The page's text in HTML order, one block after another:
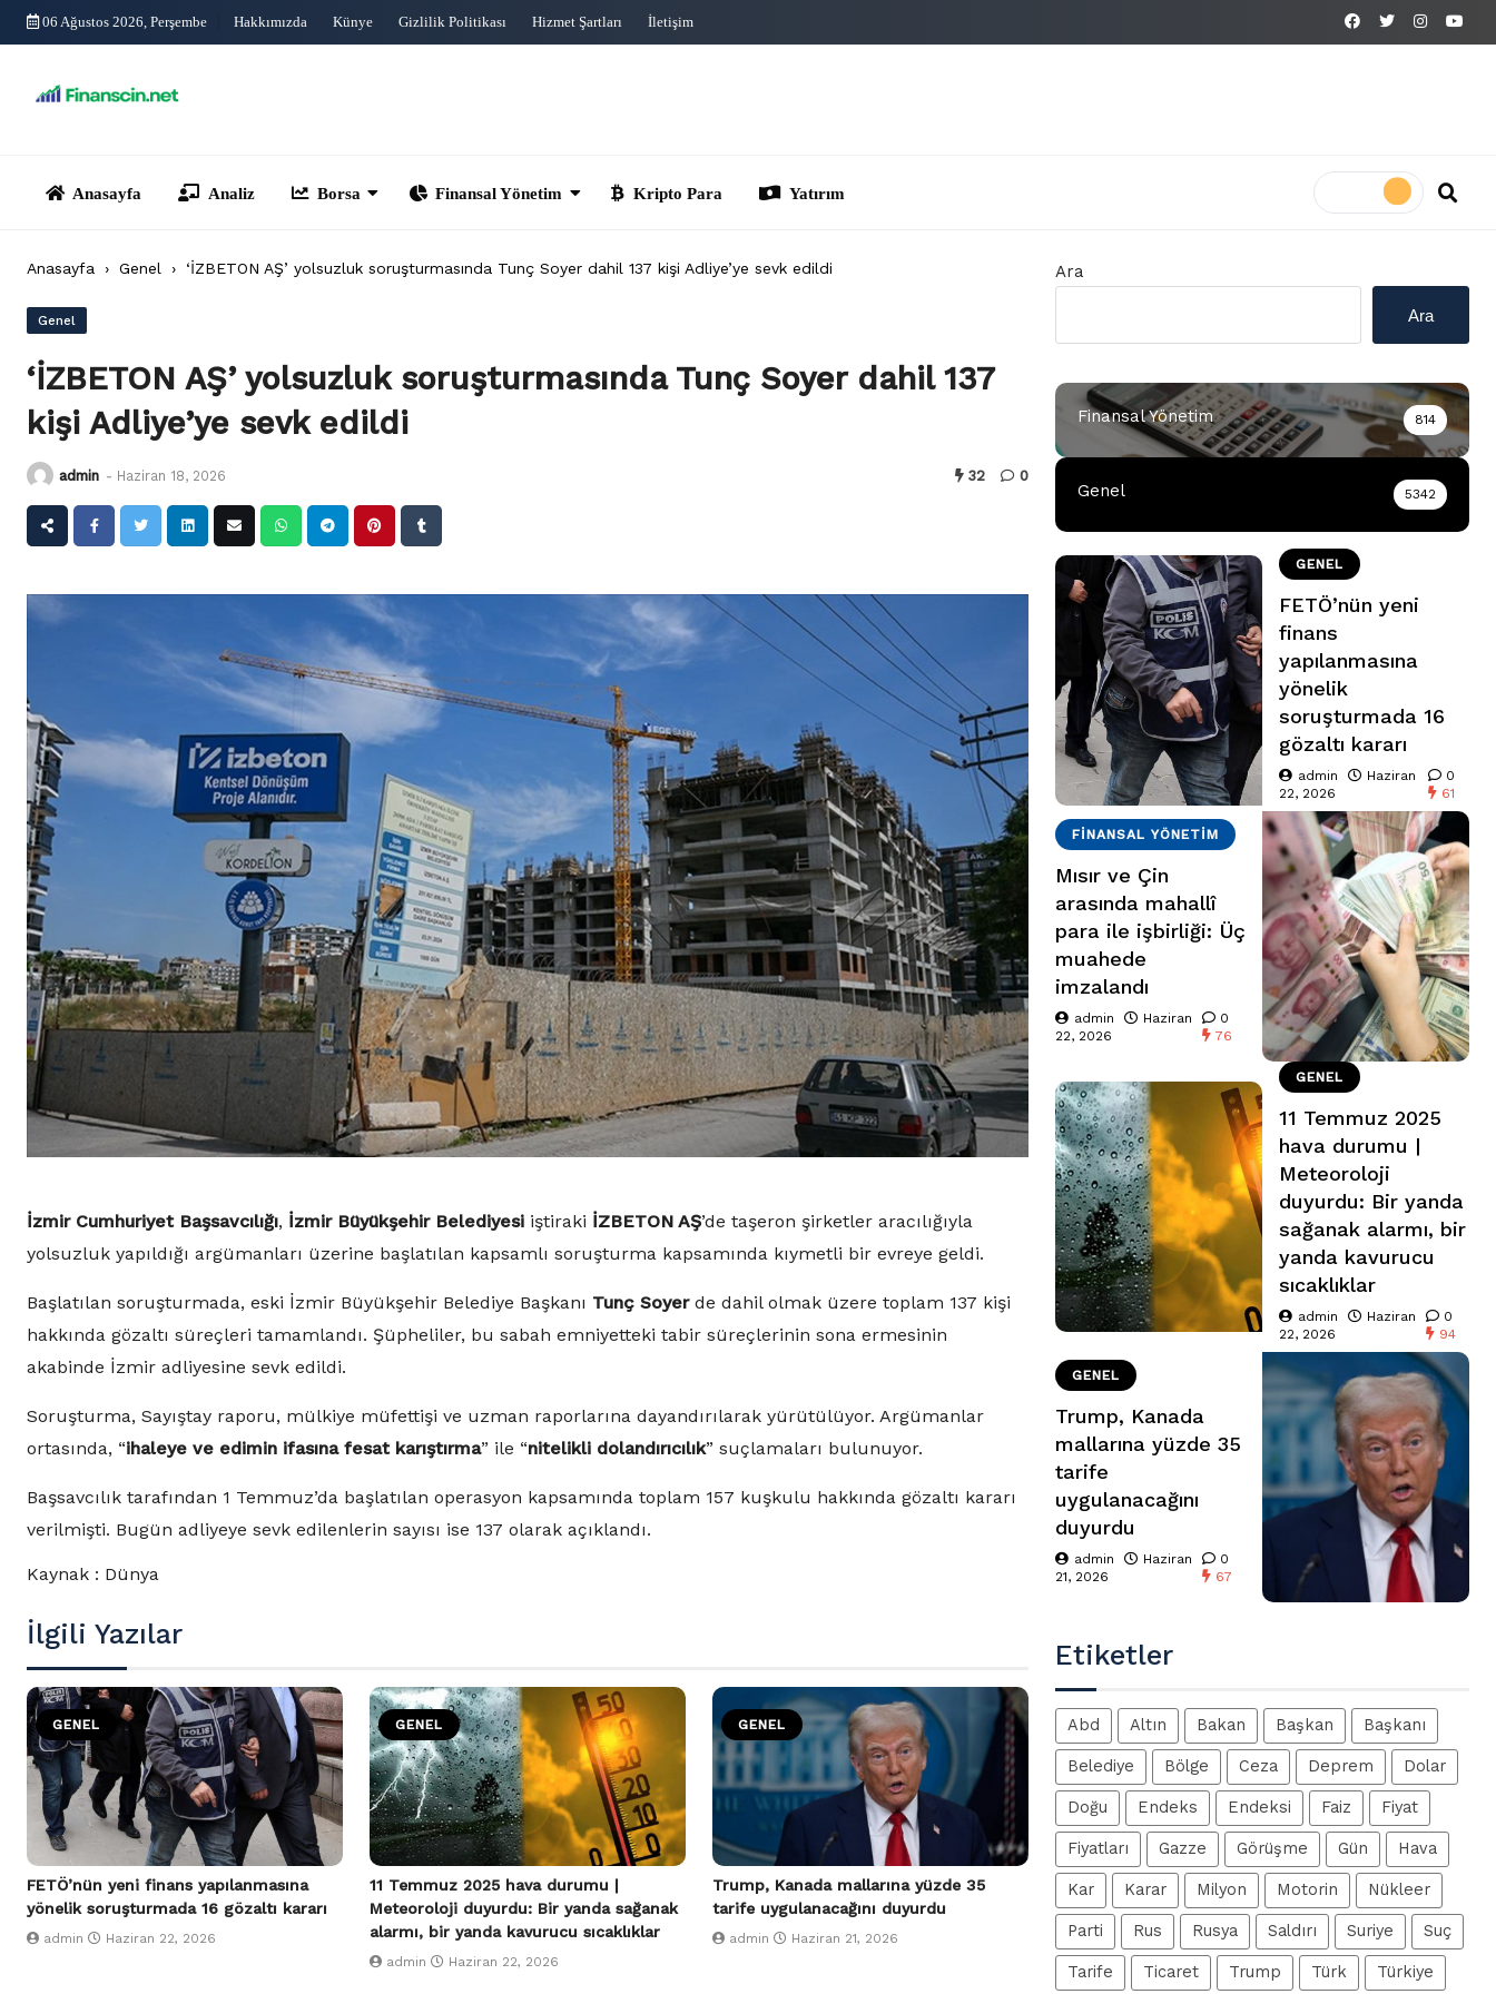
Skip
06 Ağustos 2026, Perşembe Hakkımızda Künye Gizlilik Politikası Hizmet Şartları İletişim
Anasayfa › Genel › ‘İZBETON AŞ’ yolsuzluk soruşturmasında Tunç Soyer dahil 137 kişi Adliye’ye sevk edildi
Genel
‘İZBETON AŞ’ yolsuzluk soruşturmasında Tunç Soyer dahil 137
kişi Adliye’ye sevk edildi
admin - Haziran 18, 2026 32 0
İzmir Cumhuriyet Başsavcılığı, İzmir Büyükşehir Belediyesi iştiraki İZBETON AŞ’de taşeron şirketler aracılığıyla
yolsuzluk yapıldığı argümanları üzerine başlatılan kapsamlı soruşturma kapsamında kıymetli bir evreye geldi.
Başlatılan soruşturmada, eski İzmir Büyükşehir Belediye Başkanı Tunç Soyerde dahil olmak üzere toplam 137 kişi
hakkında gözaltı süreçleri tamamlandı. Şüpheliler, bu sabah emniyetteki tabir süreçlerinin sona ermesinin
akabinde İzmir adliyesine sevk edildi.
Soruşturma, Sayıştay raporu, mülkiye müfettişi ve uzman raporlarına dayandırılarak yürütülüyor. Argümanlar
ortasında, “ihaleye ve edimin ifasına fesat karıştırma” ile “nitelikli dolandırıcılık” suçlamaları bulunuyor.
Başsavcılık tarafından 1 Temmuz’da başlatılan operasyon kapsamında toplam 157 kuşkulu hakkında gözaltı kararı
verilmişti. Bugün adliyeye sevk edilenlerin sayısı ise 137 olarak açıklandı.
Kaynak : Dünya
İlgili Yazılar
GENEL
FETÖ’nün yeni finans yapılanmasına
yönelik soruşturmada 16 gözaltı kararı
admin Haziran 22, 2026
GENEL
11 Temmuz 2025 hava durumu |
Meteoroloji duyurdu: Bir yanda sağanak
alarmı, bir yanda kavurucu sıcaklıklar
admin Haziran 22, 2026
GENEL
Trump, Kanada mallarına yüzde 35
tarife uygulanacağını duyurdu
admin Haziran 21, 2026
Ara
Ara
Finansal Yönetim 814
Genel 5342
GENEL
FETÖ’nün yeni
finans
yapılanmasına
yönelik
soruşturmada 16
gözaltı kararı
admin
Haziran
22, 2026
0
61
FINANSAL YÖNETIM
Mısır ve Çin
arasında mahallî
para ile işbirliği: Üç
muahede
imzalandı
admin
Haziran
22, 2026
0
76
GENEL
11 Temmuz 2025
hava durumu |
Meteoroloji
duyurdu: Bir yanda
sağanak alarmı, bir
yanda kavurucu
sıcaklıklar
admin
Haziran
22, 2026
0
94
GENEL
Trump, Kanada
mallarına yüzde 35
tarife
uygulanacağını
duyurdu
admin
Haziran
21, 2026
0
67
Etiketler
Abd Altın Bakan Başkan Başkanı
Belediye Bölge Ceza Deprem Dolar
Doğu Endeks Endeksi Faiz Fiyat
Fiyatları Gazze Görüşme Gün Hava
Kar Karar Milyon Motorin Nükleer
Parti Rus Rusya Saldırı Suriye Suç
Tarife Ticaret Trump Türk Türkiye